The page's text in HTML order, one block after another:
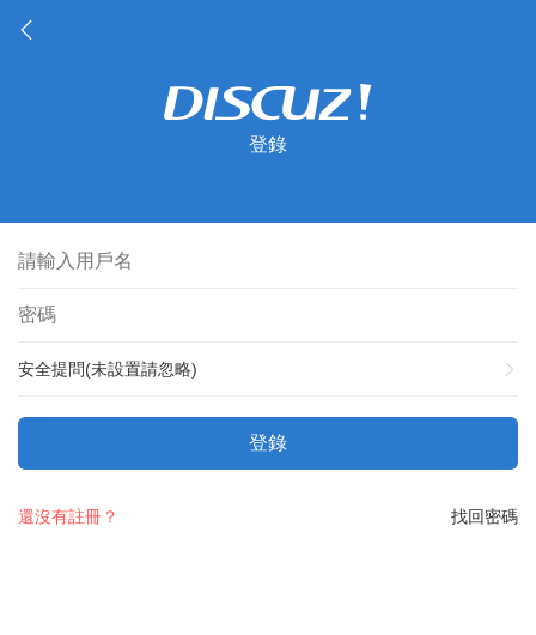
登錄
安全提問(未設置請忽略)
登錄
找回密碼
還沒有註冊？